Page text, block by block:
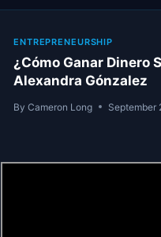
ENTREPRENEURSHIP
¿Cómo Ganar Dinero
Alexandra Gónzalez
By Cameron Long September